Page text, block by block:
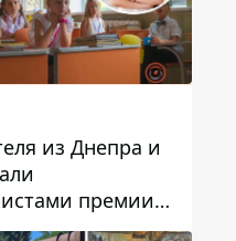
из Днепра и
премии
Prize Ukraine